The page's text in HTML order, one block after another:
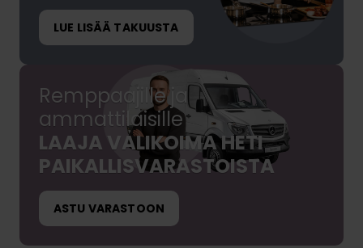
LUE LISÄÄ TAKUUSTA
Remppaajille ja
ammattilaisille
LAAJA VALIKOIMA HETI
PAIKALLISVARASTOISTA
ASTU VARASTOON